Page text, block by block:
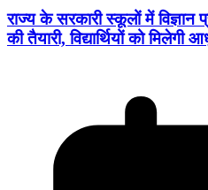
राज्य के सरकारी स्कूलों में
की तैयारी, विद्यार्थियों को मिलेगी